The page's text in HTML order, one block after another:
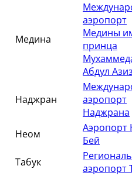
Медина
аэропорт
Медины
принца
Абдул
Наджран
аэропорт
Наджрана
Неом
Аэропорт
Бей
Табук
аэропорт